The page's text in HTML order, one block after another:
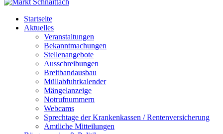
Startseite
Aktuelles
Veranstaltungen
Bekanntmachungen
Stellenangebote
Ausschreibungen
Breitbandausbau
Müllabfuhrkalender
Mängelanzeige
Notrufnummern
Webcams
Sprechtage der Krankenkassen / Rentenversicherung
Amtliche Mitteilungen